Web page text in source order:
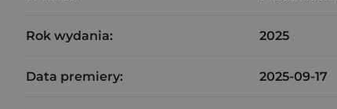
Rok wydania: 2025
Data premiery: 2025-09-17